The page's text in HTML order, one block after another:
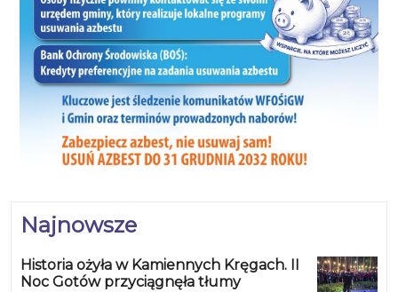
Najnowsze
Historia ożyła w Kamiennych Kręgach. II
Noc Gotów przyciągnęła tłumy